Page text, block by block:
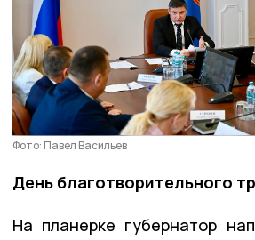
Фото: Павел Васильев
День благотворительного
На планерке губернатор